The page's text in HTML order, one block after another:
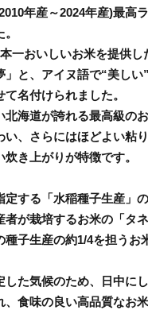
年産～2024年産)最高
一おいしいお米を提供し
」と、アイヌ語で“美しい
て名付けられました。
北海道が誇れる最高級の
い、さらにはほどよい粘
き上がりが特徴です。
定する「水稲種子生産」
者が栽培するお米の「タ
種子生産の約1/4を担うお
した気候のため、日中に
、食味の良い高品質なお